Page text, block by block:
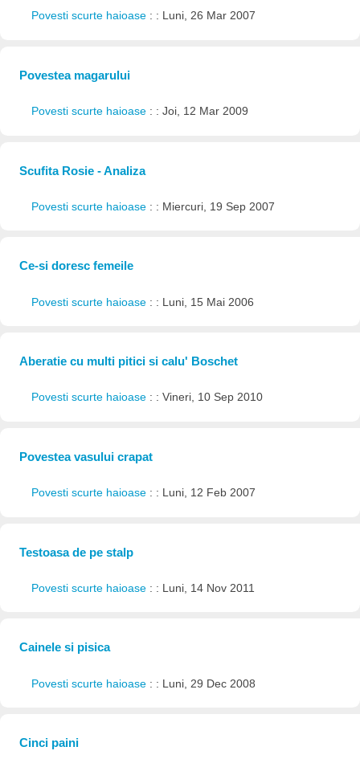
Povesti scurte haioase : : Luni, 26 Mar 2007
Povestea magarului
Povesti scurte haioase : : Joi, 12 Mar 2009
Scufita Rosie - Analiza
Povesti scurte haioase : : Miercuri, 19 Sep 2007
Ce-si doresc femeile
Povesti scurte haioase : : Luni, 15 Mai 2006
Aberatie cu multi pitici si calu' Boschet
Povesti scurte haioase : : Vineri, 10 Sep 2010
Povestea vasului crapat
Povesti scurte haioase : : Luni, 12 Feb 2007
Testoasa de pe stalp
Povesti scurte haioase : : Luni, 14 Nov 2011
Cainele si pisica
Povesti scurte haioase : : Luni, 29 Dec 2008
Cinci paini